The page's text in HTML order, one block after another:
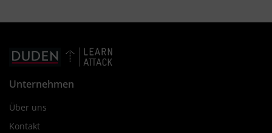
Unternehmen
Über uns
Kontakt